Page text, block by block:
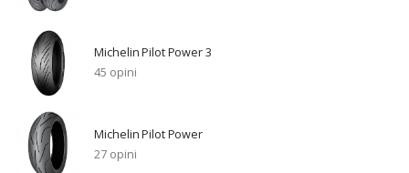
Michelin Pilot Power 3
45 opini
Michelin Pilot Power
27 opini